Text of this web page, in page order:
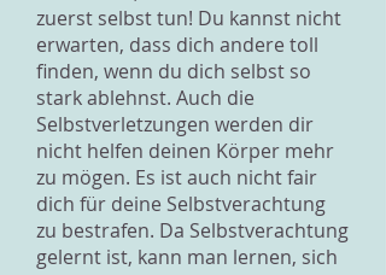
zuerst selbst tun! Du kannst nicht
erwarten, dass dich andere toll
finden, wenn du dich selbst so
stark ablehnst. Auch die
Selbstverletzungen werden dir
nicht helfen deinen Körper mehr
zu mögen. Es ist auch nicht fair
dich für deine Selbstverachtung
zu bestrafen. Da Selbstverachtung
gelernt ist, kann man lernen, sich